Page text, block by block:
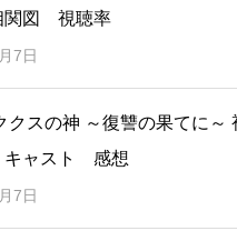
関図 視聴率
7日
クスの神 ～復讐の果てに
ャスト 感想
7日